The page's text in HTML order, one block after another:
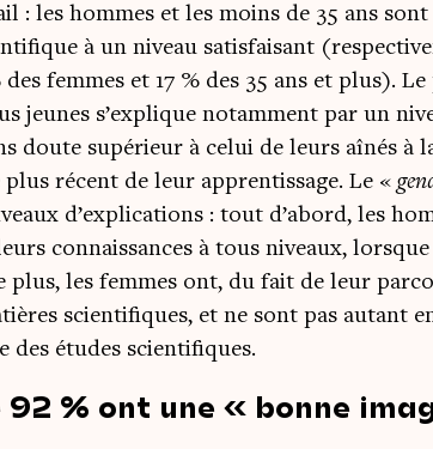
: les hommes et les moins de 35 ans
à un niveau satis­fai­sant
des femmes et 17 % des 35 ans et plus).
jeunes s’explique notam­ment par un
doute supé­rieur à celui de leurs aînés à
récent de leur appren­tis­sage. Le «
d’explications : tout d’abord, les
connais­sances à tous niveaux,
plus, les femmes ont, du fait de leur
scien­ti­fiques, et ne sont pas autant
des études scientifiques.
92 % ont une « bonne